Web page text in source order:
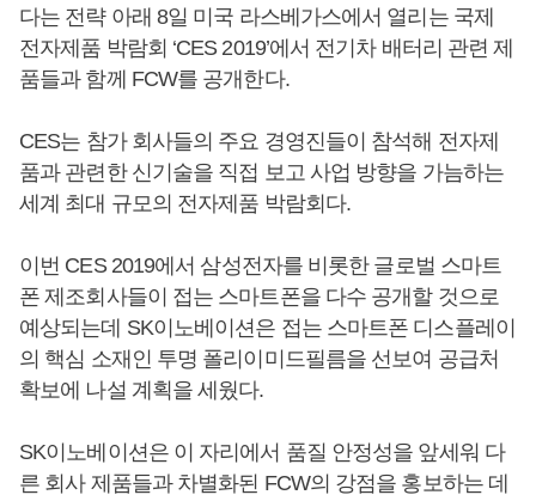
다는 전략 아래 8일 미국 라스베가스에서 열리는 국제
전자제품 박람회 ‘CES 2019’에서 전기차 배터리 관련 제
품들과 함께 FCW를 공개한다.
CES는 참가 회사들의 주요 경영진들이 참석해 전자제
품과 관련한 신기술을 직접 보고 사업 방향을 가늠하는
세계 최대 규모의 전자제품 박람회다.
이번 CES 2019에서 삼성전자를 비롯한 글로벌 스마트
폰 제조회사들이 접는 스마트폰을 다수 공개할 것으로
예상되는데 SK이노베이션은 접는 스마트폰 디스플레이
의 핵심 소재인 투명 폴리이미드필름을 선보여 공급처
확보에 나설 계획을 세웠다.
SK이노베이션은 이 자리에서 품질 안정성을 앞세워 다
른 회사 제품들과 차별화된 FCW의 강점을 홍보하는 데